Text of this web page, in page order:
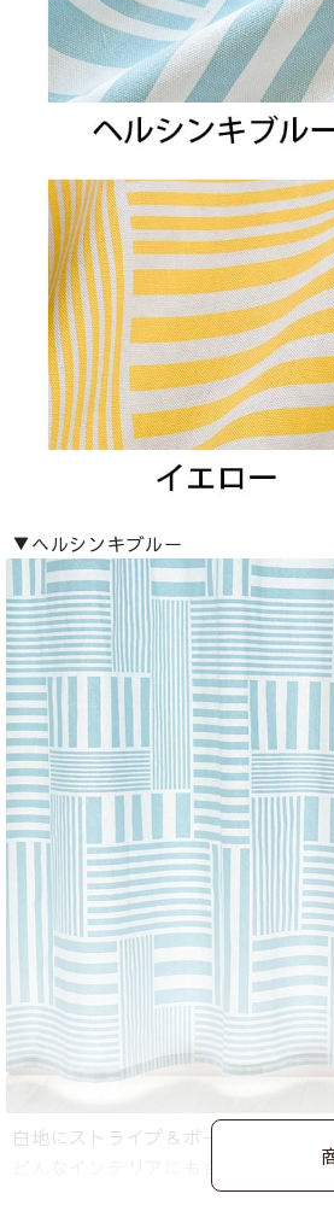
▼ヘルシンキブルー
白地にストライプ＆ボーダーのシン
どんなインテリアにも合わせやすく